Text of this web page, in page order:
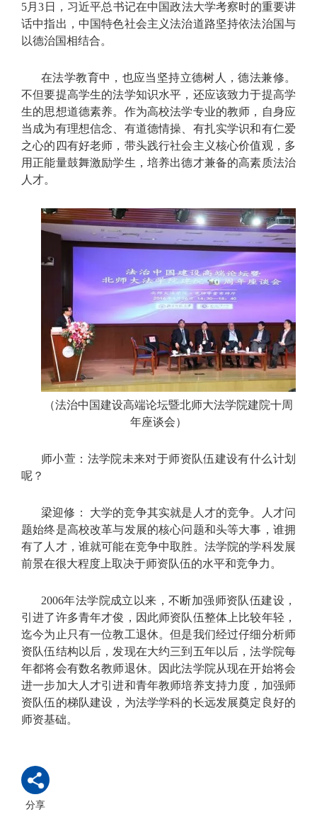
5月3日，习近平总书记在中国政法大学考察时的重要讲
话中指出，中国特色社会主义法治道路坚持依法治国与
以德治国相结合。
在法学教育中，也应当坚持立德树人，德法兼修。
不但要提高学生的法学知识水平，还应该致力于提高学
生的思想道德素养。作为高校法学专业的教师，自身应
当成为有理想信念、有道德情操、有扎实学识和有仁爱
之心的四有好老师，带头践行社会主义核心价值观，多
用正能量鼓舞激励学生，培养出德才兼备的高素质法治
人才。
（法治中国建设高端论坛暨北师大法学院建院十周
年座谈会）
师小萱：法学院未来对于师资队伍建设有什么计划
呢？
梁迎修： 大学的竞争其实就是人才的竞争。人才问
题始终是高校改革与发展的核心问题和头等大事，谁拥
有了人才，谁就可能在竞争中取胜。法学院的学科发展
前景在很大程度上取决于师资队伍的水平和竞争力。
2006年法学院成立以来，不断加强师资队伍建设，
引进了许多青年才俊，因此师资队伍整体上比较年轻，
迄今为止只有一位教工退休。但是我们经过仔细分析师
资队伍结构以后，发现在大约三到五年以后，法学院每
年都将会有数名教师退休。因此法学院从现在开始将会
进一步加大人才引进和青年教师培养支持力度，加强师
资队伍的梯队建设，为法学学科的长远发展奠定良好的
师资基础。
分享